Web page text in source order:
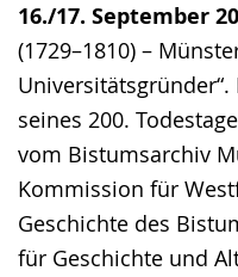
16./17. September
(1729–1810) –
seines 200.
vom Bistumsarchiv
Kommission für
Geschichte des
für Geschichte und